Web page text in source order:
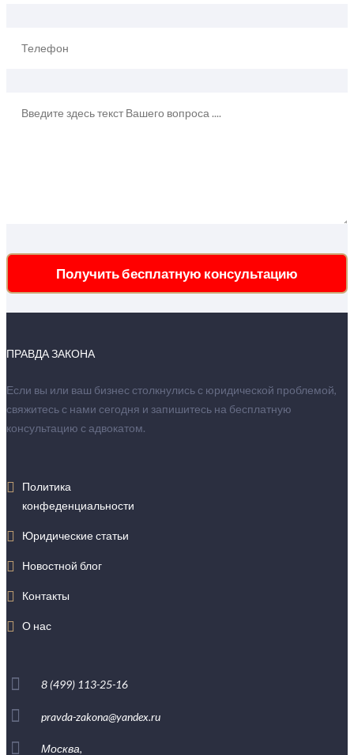
Получить бесплатную консультацию
ПРАВДА ЗАКОНА
Если вы или ваш бизнес столкнулись с юридической проблемой,
свяжитесь с нами сегодня и запишитесь на бесплатную
консультацию с адвокатом.
Политика
конфеденциальности
Юридические статьи
Новостной блог
Контакты
О нас
8 (499) 113-25-16
pravda-zakona@yandex.ru
Москва,